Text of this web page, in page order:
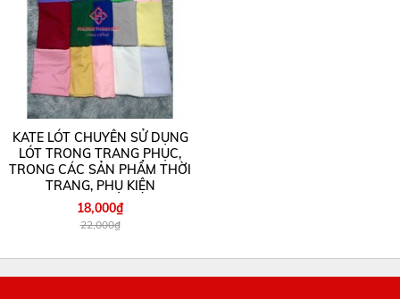
KATE LÓT CHUYÊN SỬ DỤNG
LÓT TRONG TRANG PHỤC,
TRONG CÁC SẢN PHẨM THỜI
TRANG, PHỤ KIỆN
18,000₫
22,000₫